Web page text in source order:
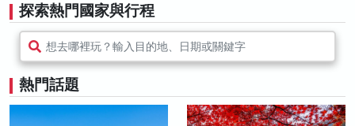
探索熱門國家與行程
想去哪裡玩？輸入目的地、日期或關鍵字
熱門話題